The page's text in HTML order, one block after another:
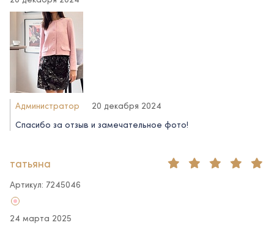
Администратор
20 декабря 2024
Спасибо за отзыв и замечательное фото!
татьяна
Артикул: 7245046
24 марта 2025